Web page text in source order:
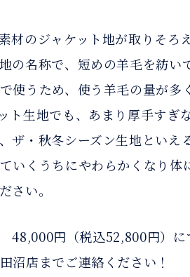
のジャケット地が取りそろ
の名称で、短めの羊毛を紡い
うため、使う羊毛の量が多
生地でも、あまり厚手すぎ
・秋冬シーズン生地といえ
くうちにやわらかくなり体
さい。
円（税込52,800円）に
沼店までご連絡ください！